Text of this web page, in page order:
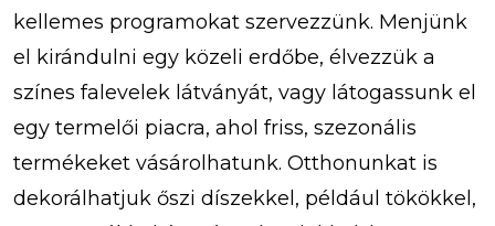
kellemes programokat szervezzünk. Menjünk
el kirándulni egy közeli erdőbe, élvezzük a
színes falevelek látványát, vagy látogassunk el
egy termelői piacra, ahol friss, szezonális
termékeket vásárolhatunk. Otthonunkat is
dekorálhatjuk őszi díszekkel, például tökökkel,